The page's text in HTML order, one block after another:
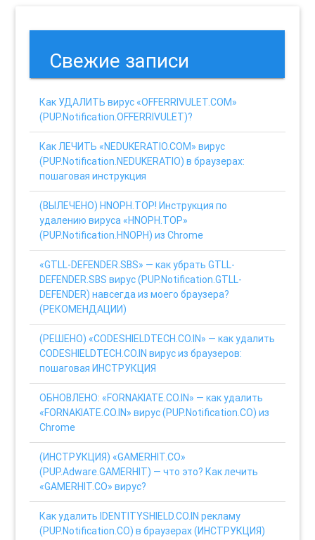
Свежие записи
Как УДАЛИТЬ вирус «OFFERRIVULET.COM»
(PUP.Notification.OFFERRIVULET)?
Как ЛЕЧИТЬ «NEDUKERATIO.COM» вирус
(PUP.Notification.NEDUKERATIO) в браузерах:
пошаговая инструкция
(ВЫЛЕЧЕНО) HNOPH.TOP! Инструкция по
удалению вируса «HNOPH.TOP»
(PUP.Notification.HNOPH) из Chrome
«GTLL-DEFENDER.SBS» — как убрать GTLL-
DEFENDER.SBS вирус (PUP.Notification.GTLL-
DEFENDER) навсегда из моего браузера?
(РЕКОМЕНДАЦИИ)
(РЕШЕНО) «CODESHIELDTECH.CO.IN» — как удалить
CODESHIELDTECH.CO.IN вирус из браузеров:
пошаговая ИНСТРУКЦИЯ
ОБНОВЛЕНО: «FORNAKIATE.CO.IN» — как удалить
«FORNAKIATE.CO.IN» вирус (PUP.Notification.CO) из
Chrome
(ИНСТРУКЦИЯ) «GAMERHIT.CO»
(PUP.Adware.GAMERHIT) — что это? Как лечить
«GAMERHIT.CO» вирус?
Как удалить IDENTITYSHIELD.CO.IN рекламу
(PUP.Notification.CO) в браузерах (ИНСТРУКЦИЯ)